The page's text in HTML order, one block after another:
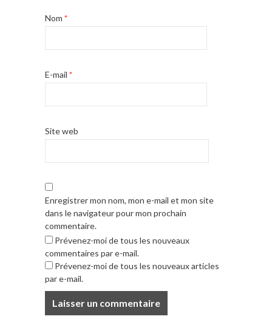
Nom *
E-mail *
Site web
Enregistrer mon nom, mon e-mail et mon site
dans le navigateur pour mon prochain
commentaire.
Prévenez-moi de tous les nouveaux
commentaires par e-mail.
Prévenez-moi de tous les nouveaux articles
par e-mail.